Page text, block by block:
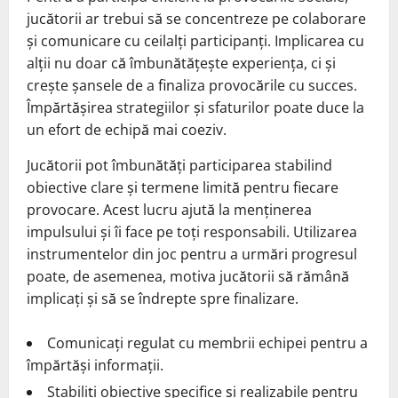
jucătorii ar trebui să se concentreze pe colaborare
și comunicare cu ceilalți participanți. Implicarea cu
alții nu doar că îmbunătățește experiența, ci și
crește șansele de a finaliza provocările cu succes.
Împărtășirea strategiilor și sfaturilor poate duce la
un efort de echipă mai coeziv.
Jucătorii pot îmbunătăți participarea stabilind
obiective clare și termene limită pentru fiecare
provocare. Acest lucru ajută la menținerea
impulsului și îi face pe toți responsabili. Utilizarea
instrumentelor din joc pentru a urmări progresul
poate, de asemenea, motiva jucătorii să rămână
implicați și să se îndrepte spre finalizare.
Comunicați regulat cu membrii echipei pentru a
împărtăși informații.
Stabiliți obiective specifice și realizabile pentru